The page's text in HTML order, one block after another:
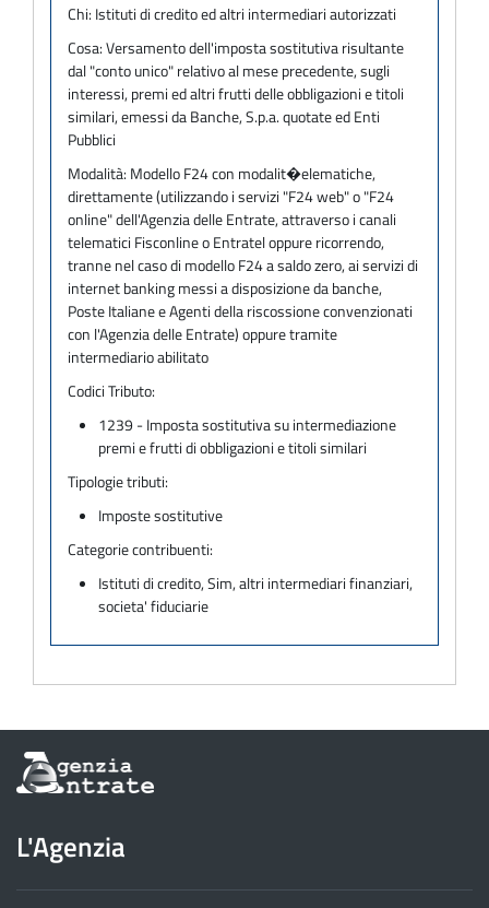
Chi: Istituti di credito ed altri intermediari autorizzati
Cosa:Versamento dell'imposta sostitutiva risultante
dal "conto unico" relativo al mese precedente, sugli
interessi, premi ed altri frutti delle obbligazioni e titoli
similari, emessi da Banche, S.p.a. quotate ed Enti
Pubblici
Modalità: Modello F24 con modalit�elematiche,
direttamente (utilizzando i servizi "F24 web" o "F24
online" dell'Agenzia delle Entrate, attraverso i canali
telematici Fisconline o Entratel oppure ricorrendo,
tranne nel caso di modello F24 a saldo zero, ai servizi di
internet banking messi a disposizione da banche,
Poste Italiane e Agenti della riscossione convenzionati
con l'Agenzia delle Entrate) oppure tramite
intermediario abilitato
Codici Tributo:
1239 - Imposta sostitutiva su intermediazione
premi e frutti di obbligazioni e titoli similari
Tipologie tributi:
Imposte sostitutive
Categorie contribuenti:
Istituti di credito, Sim, altri intermediari finanziari,
societa' fiduciarie
Informazioni
sul
dell'Agenzia
delle
Entrate
L'Agenzia